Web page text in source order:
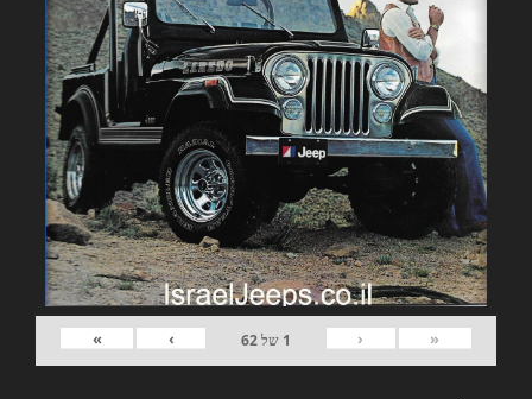
«
‹
1 של62
›
»